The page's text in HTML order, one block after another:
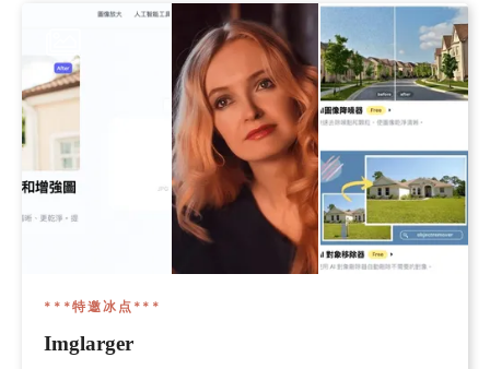
***特邀冰点***
Imglarger